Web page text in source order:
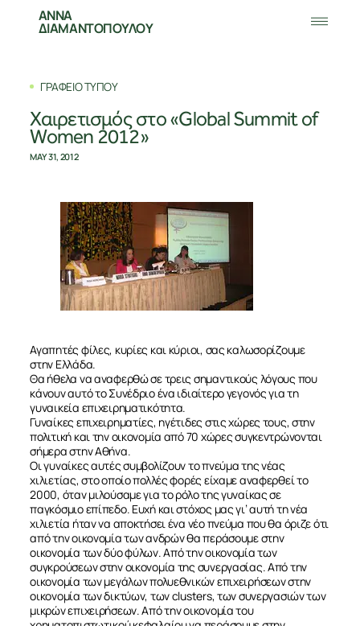
ΑΝΝΑ
ΔΙΑΜΑΝΤΟΠΟΥΛΟΥ
ΓΡΑΦΕΙΟ ΤΥΠΟΥ
Χαιρετισμός στο «Global Summit of
Women 2012»
MAY 31, 2012
Αγαπητές φίλες, κυρίες και κύριοι, σας καλωσορίζουμε
στην Ελλάδα.
Θα ήθελα να αναφερθώ σε τρεις σημαντικούς λόγους που
κάνουν αυτό το Συνέδριο ένα ιδιαίτερο γεγονός για τη
γυναικεία επιχειρηματικότητα.
Γυναίκες επιχειρηματίες, ηγέτιδες στις χώρες τους, στην
πολιτική και την οικονομία από 70 χώρες συγκεντρώνονται
σήμερα στην Αθήνα.
Οι γυναίκες αυτές συμβολίζουν το πνεύμα της νέας
χιλιετίας, στο οποίο πολλές φορές είχαμε αναφερθεί το
2000, όταν μιλούσαμε για το ρόλο της γυναίκας σε
παγκόσμιο επίπεδο. Ευχή και στόχος μας γι’ αυτή τη νέα
χιλιετία ήταν να αποκτήσει ένα νέο πνεύμα που θα όριζε ότι
από την οικονομία των ανδρών θα περάσουμε στην
οικονομία των δύο φύλων. Από την οικονομία των
συγκρούσεων στην οικονομία της συνεργασίας. Από την
οικονομία των μεγάλων πολυεθνικών επιχειρήσεων στην
οικονομία των δικτύων, των clusters, των συνεργασιών των
μικρών επιχειρήσεων. Από την οικονομία του